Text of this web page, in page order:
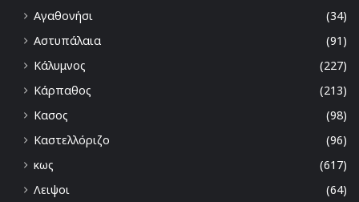
Αγαθονήσι
(34)
Αστυπάλαια
(91)
Κάλυμνος
(227)
Κάρπαθος
(213)
Κασος
(98)
Καστελλόριζο
(96)
κως
(617)
Λειψοι
(64)